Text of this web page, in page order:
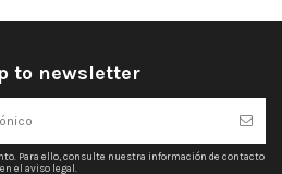
to newsletter
Para ello, consulte nuestra información de contacto
en el aviso legal.